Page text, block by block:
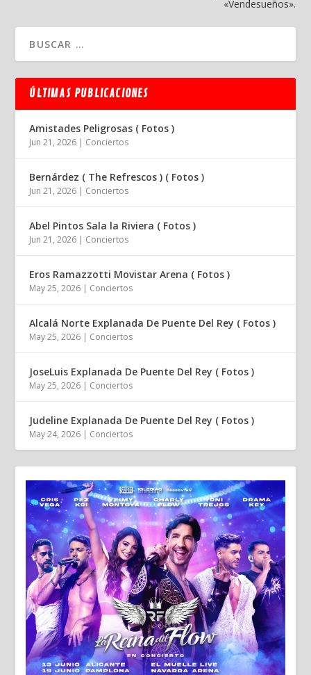
«Vendesueños».
ÚLTIMAS PUBLICACIONES
Amistades Peligrosas ( Fotos )
Jun 21, 2026 | Conciertos
Bernárdez ( The Refrescos ) ( Fotos )
Jun 21, 2026 | Conciertos
Abel Pintos Sala la Riviera ( Fotos )
Jun 21, 2026 | Conciertos
Eros Ramazzotti Movistar Arena ( Fotos )
May 25, 2026 | Conciertos
Alcalá Norte Explanada De Puente Del Rey ( Fotos )
May 25, 2026 | Conciertos
JoseLuis Explanada De Puente Del Rey ( Fotos )
May 25, 2026 | Conciertos
Judeline Explanada De Puente Del Rey ( Fotos )
May 24, 2026 | Conciertos